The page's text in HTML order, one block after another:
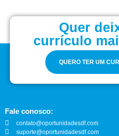
Quer
currículo
QUERO TER UM
Fale conosco:
contato@oportunidadesdf.com
suporte@oportunidadesdf.com